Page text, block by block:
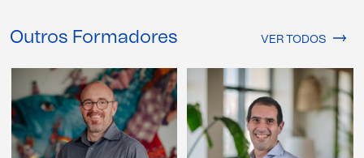
Outros Formadores VER TODOS